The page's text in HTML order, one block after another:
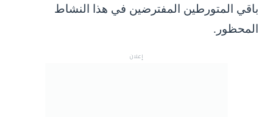
باقي المتورطين المفترضين في هذا النشاط
المحظور.
إعلان